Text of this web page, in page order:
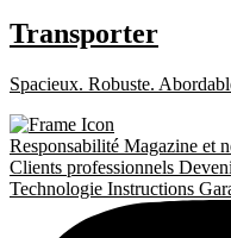
Transporter
Spacieux. Robuste.
Responsabilité Magazine et
Clients professionnels
Technologie Instructions